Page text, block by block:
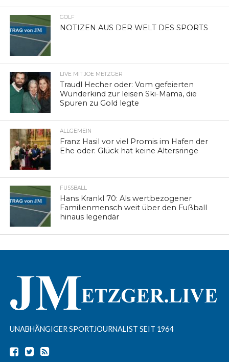
GOLF
NOTIZEN AUS DER WELT DES SPORTS
LIVE MIT JOE METZGER
Traudl Hecher oder: Vom gefeierten
Wunderkind zur leisen Ski-Mama, die
Spuren zu Gold legte
ALLGEMEIN
Franz Hasil vor viel Promis im Hafen der
Ehe oder: Glück hat keine Altersringe
FUSSBALL
Hans Krankl 70: Als wertbezogener
Familienmensch weit über den Fußball
hinaus legendär
UNABHÄNGIGER SPORTJOURNALIST SEIT 1964